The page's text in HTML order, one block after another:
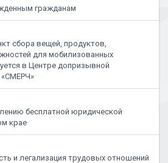
гражданам
сбора вещей, продуктов,
для мобилизованных
в Центре допризывной
бесплатной юридической
крае
и легализация трудовых отношений